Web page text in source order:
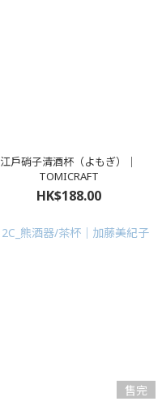
江戶硝子清酒杯（よもぎ）｜
TOMICRAFT
HK$188.00
售完